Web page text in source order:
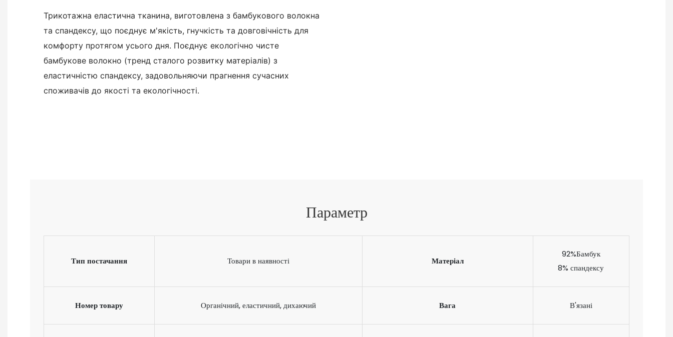
Трикотажна еластична тканина, виготовлена ​​з бамбукового волокна
та спандексу, що поєднує м'якість, гнучкість та довговічність для
комфорту протягом усього дня. Поєднує екологічно чисте
бамбукове волокно (тренд сталого розвитку матеріалів) з
еластичністю спандексу, задовольняючи прагнення сучасних
споживачів до якості та екологічності.
Параметр
Тип постачання Товари в наявності Матеріал
92%Бамбук
8% спандексу
Номер товару Органічний, еластичний, дихаючий Вага В'язані